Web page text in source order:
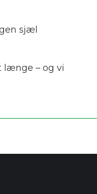
sjæl
længe – og vi